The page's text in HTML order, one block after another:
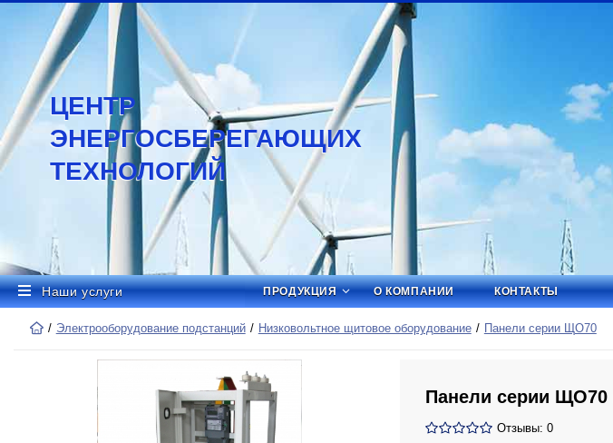
ЦЕНТР
ЭНЕРГОСБЕРЕГАЮЩИХ
ТЕХНОЛОГИЙ
Наши услуги ПРОДУКЦИЯ О КОМПАНИИ КОНТАКТЫ
Электрооборудование подстанций Низковольтное щитовое оборудование Панели серии ЩО70
Панели серии ЩО70
Отзывы: 0